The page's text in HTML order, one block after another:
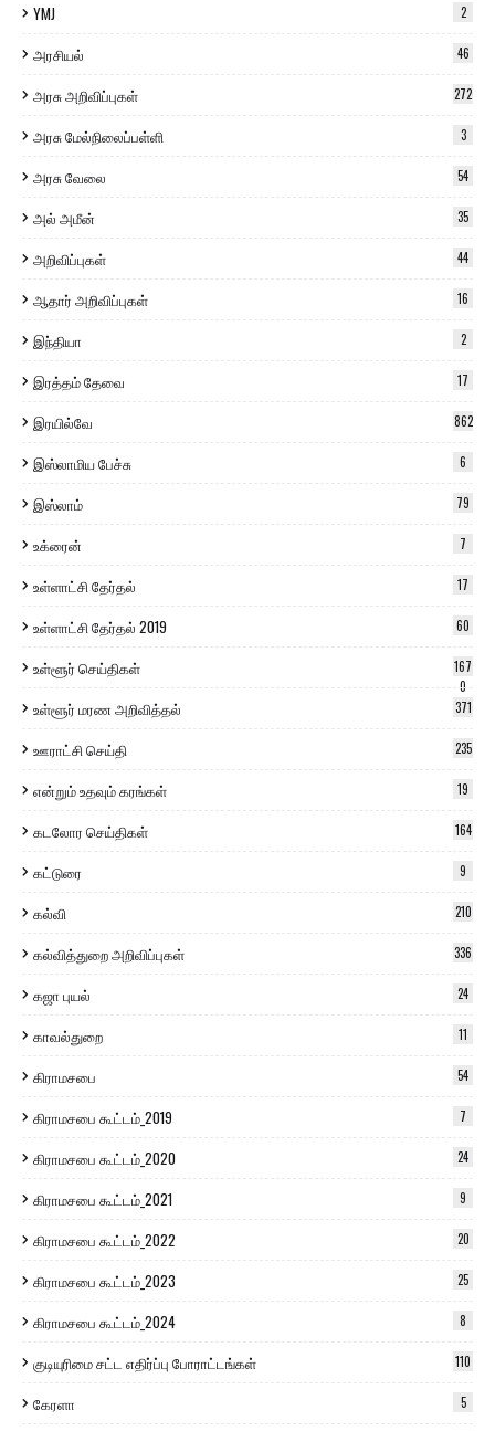
YMJ 2
அரசியல் 46
அரசு அறிவிப்புகள் 272
அரசு மேல்நிலைப்பள்ளி 3
அரசு வேலை 54
அல் அமீன் 35
அறிவிப்புகள் 44
ஆதார் அறிவிப்புகள் 16
இந்தியா 2
இரத்தம் தேவை 17
இரயில்வே 862
இஸ்லாமிய பேச்சு 6
இஸ்லாம் 79
உக்ரைன் 7
உள்ளாட்சி தேர்தல் 17
உள்ளாட்சி தேர்தல் 2019 60
உள்ளூர் செய்திகள்
167
0
உள்ளூர் மரண அறிவித்தல் 371
ஊராட்சி செய்தி 235
என்றும் உதவும் கரங்கள் 19
கடலோர செய்திகள் 164
கட்டுரை 9
கல்வி 210
கல்வித்துறை அறிவிப்புகள் 336
கஜா புயல் 24
காவல்துறை 11
கிராமசபை 54
கிராமசபை கூட்டம்_2019 7
கிராமசபை கூட்டம்_2020 24
கிராமசபை கூட்டம்_2021 9
கிராமசபை கூட்டம்_2022 20
கிராமசபை கூட்டம்_2023 25
கிராமசபை கூட்டம்_2024 8
குடியுரிமை சட்ட எதிர்ப்பு போராட்டங்கள் 110
கேரளா 5